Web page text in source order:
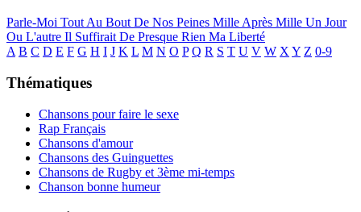
Parle-Moi Tout Au Bout De Nos Peines Mille Après Mille Un Jour
Ou L'autre Il Suffirait De Presque Rien Ma Liberté
A B C D E F G H I J K L M N O P Q R S T U V W X Y Z 0-9
Thématiques
Chansons pour faire le sexe
Rap Français
Chansons d'amour
Chansons des Guinguettes
Chansons de Rugby et 3ème mi-temps
Chanson bonne humeur